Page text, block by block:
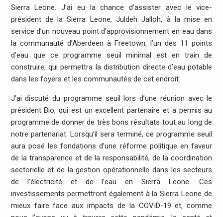
Sierra Leone. J’ai eu la chance d’assister avec le vice-
président de la Sierra Leone, Juldeh Jalloh, à la mise en
service d’un nouveau point d’approvisionnement en eau dans
la communauté d’Aberdeen à Freetown, l’un des 11 points
d’eau que ce programme seuil minimal est en train de
construire, qui permettra la distribution directe d’eau potable
dans les foyers et les communautés de cet endroit.
J’ai discuté du programme seuil lors d’une réunion avec le
président Bio, qui est un excellent partenaire et a permis au
programme de donner de très bons résultats tout au long de
notre partenariat. Lorsqu’il sera terminé, ce programme seuil
aura posé les fondations d’une réforme politique en faveur
de la transparence et de la responsabilité, de la coordination
sectorielle et de la gestion opérationnelle dans les secteurs
de l’électricité et de l’eau en Sierra Leone. Ces
investissements permettront également à la Sierra Leone de
mieux faire face aux impacts de la COVID-19 et, comme